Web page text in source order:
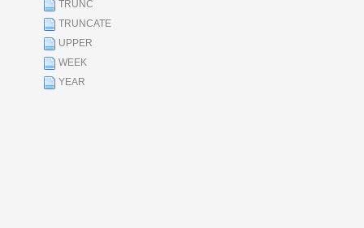
TRUNC
TRUNCATE
UPPER
WEEK
YEAR